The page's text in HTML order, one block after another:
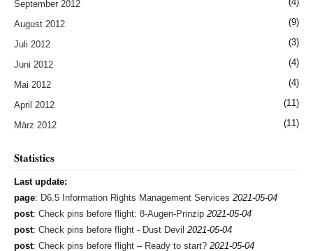
September 2012
August 2012 (9)
Juli 2012 (3)
Juni 2012 (4)
Mai 2012 (4)
April 2012 (11)
März 2012 (11)
Statistics
Last update:
page: D6.5 Information Rights Management Services 2021-05-04
post: Check pins before flight: 8-Augen-Prinzip 2021-05-04
post: Check pins before flight - Dust Devil 2021-05-04
post: Check pins before flight – Ready to start? 2021-05-04